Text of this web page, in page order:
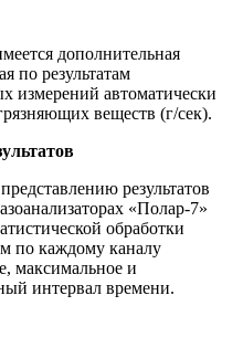
дополнительная
по результатам
измерений автоматически
веществ (г/сек).
результатов
«Полар-7»
обработки
по каждому каналу
максимальное и
интервал времени.